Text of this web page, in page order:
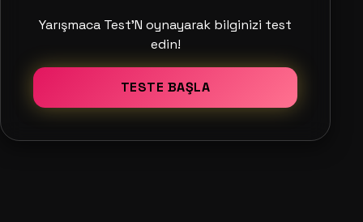
Yarışmaca Test'N oynayarak bilginizi test
edin!
TESTE BAŞLA